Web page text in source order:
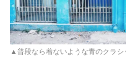
▲普段なら着ないような青のクラ